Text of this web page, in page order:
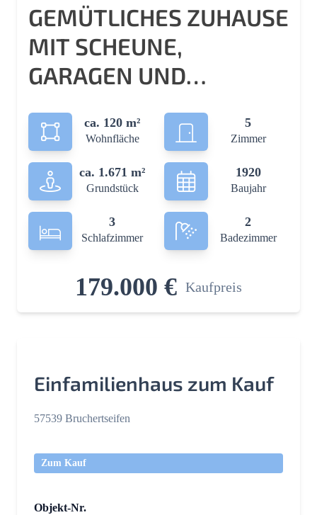
GEMÜTLICHES ZUHAUSE
MIT SCHEUNE,
GARAGEN UND
ca. 120 m²
Wohnfläche
5
Zimmer
ca. 1.671 m²
Grundstück
1920
Baujahr
3
Schlafzimmer
2
Badezimmer
179.000 € Kaufpreis
Einfamilienhaus zum Kauf
57539 Bruchertseifen
Zum Kauf
Objekt-Nr.